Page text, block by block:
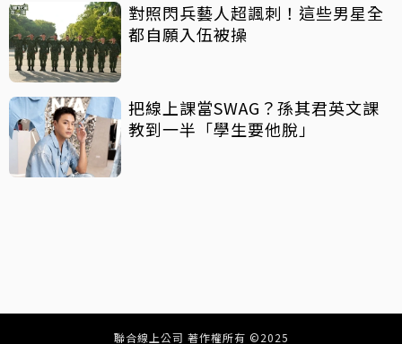
對照閃兵藝人超諷刺！這些男星全
都自願入伍被操
把線上課當SWAG？孫其君英文課
教到一半「學生要他脫」
聯合線上公司 著作權所有 ©2025